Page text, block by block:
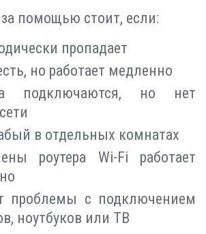
помощью стоит, если:
пропадает
но работает медленно
подключаются, но нет
в отдельных комнатах
роутера Wi-Fi работает
проблемы с подключением
ноутбуков или ТВ